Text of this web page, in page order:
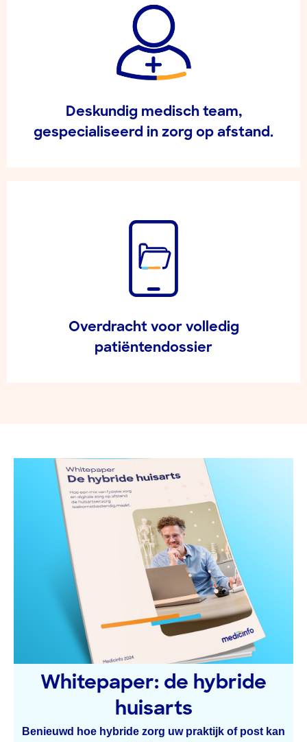
Deskundig medisch team,
gespecialiseerd in zorg op afstand.
Overdracht voor volledig
patiëntendossier
Whitepaper: de hybride
huisarts
Benieuwd hoe hybride zorg uw praktijk of post kan